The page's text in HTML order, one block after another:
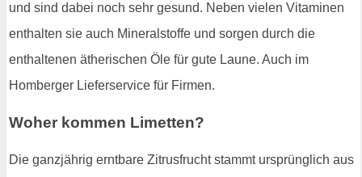
und sind dabei noch sehr gesund. Neben vielen Vitaminen
enthalten sie auch Mineralstoffe und sorgen durch die
enthaltenen ätherischen Öle für gute Laune. Auch im
Homberger Lieferservice für Firmen.
Woher kommen Limetten?
Die ganzjährig erntbare Zitrusfrucht stammt ursprünglich aus